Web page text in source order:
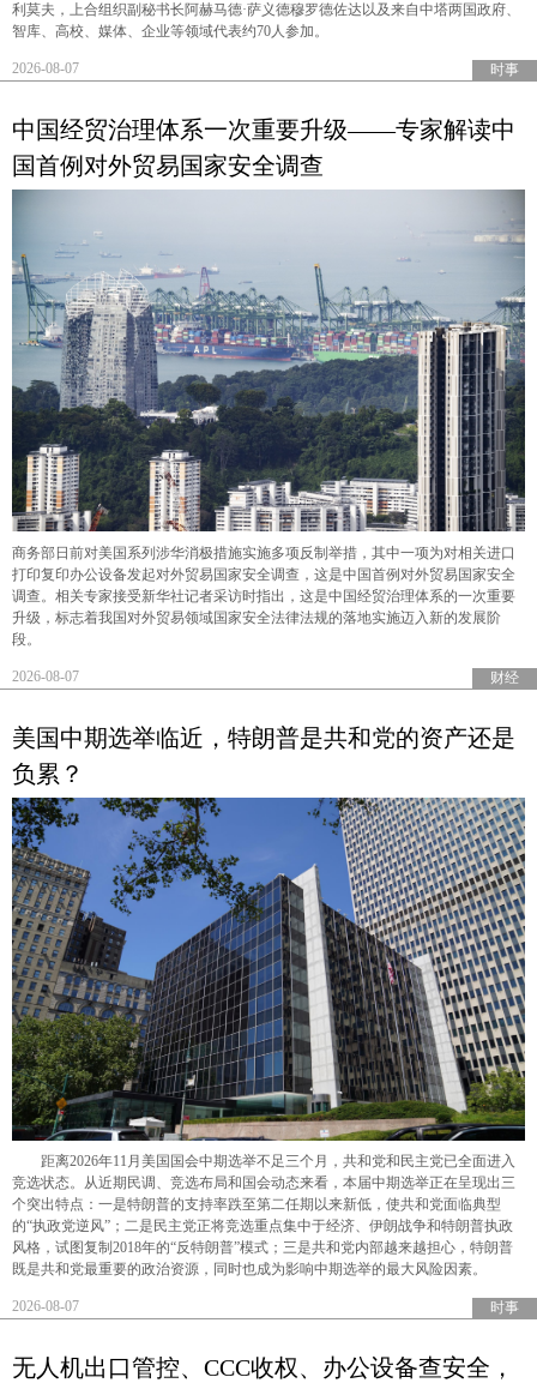
利莫夫，上合组织副秘书长阿赫马德·萨义德穆罗德佐达以及来自中塔两国政府、
智库、高校、媒体、企业等领域代表约70人参加。
2026-08-07 时事
中国经贸治理体系一次重要升级——专家解读中
国首例对外贸易国家安全调查
商务部日前对美国系列涉华消极措施实施多项反制举措，其中一项为对相关进口
打印复印办公设备发起对外贸易国家安全调查，这是中国首例对外贸易国家安全
调查。相关专家接受新华社记者采访时指出，这是中国经贸治理体系的一次重要
升级，标志着我国对外贸易领域国家安全法律法规的落地实施迈入新的发展阶
段。
2026-08-07 财经
美国中期选举临近，特朗普是共和党的资产还是
负累？
距离2026年11月美国国会中期选举不足三个月，共和党和民主党已全面进入
竞选状态。从近期民调、竞选布局和国会动态来看，本届中期选举正在呈现出三
个突出特点：一是特朗普的支持率跌至第二任期以来新低，使共和党面临典型
的“执政党逆风”；二是民主党正将竞选重点集中于经济、伊朗战争和特朗普执政
风格，试图复制2018年的“反特朗普”模式；三是共和党内部越来越担心，特朗普
既是共和党最重要的政治资源，同时也成为影响中期选举的最大风险因素。
2026-08-07 时事
无人机出口管控、CCC收权、办公设备查安全，